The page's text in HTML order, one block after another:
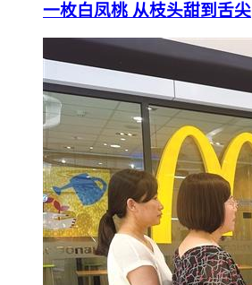
一枚白凤桃 从枝头甜到舌尖